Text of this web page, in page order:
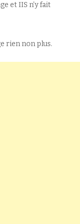
et IIS n’y fait
rien non plus.